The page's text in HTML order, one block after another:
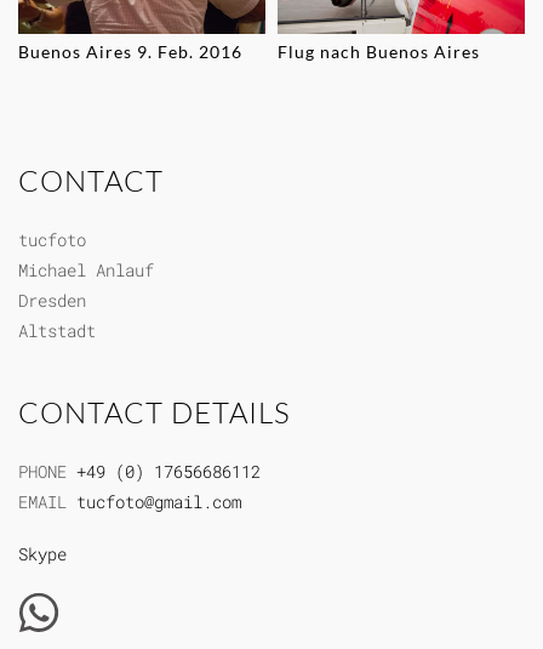
Buenos Aires 9. Feb. 2016 Flug nach Buenos Aires
CONTACT
tucfoto
Michael Anlauf
Dresden
Altstadt
CONTACT DETAILS
PHONE +49 (0) 17656686112
EMAIL tucfoto@gmail.com
Skype